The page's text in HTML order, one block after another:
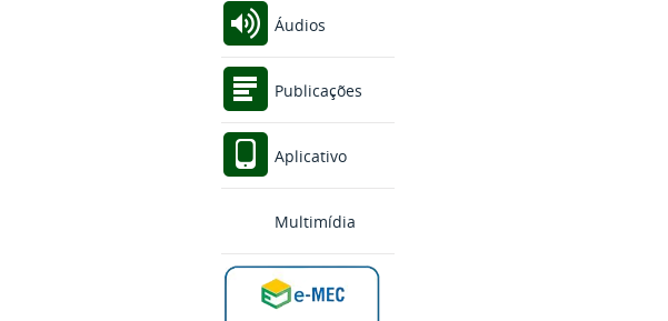
Áudios
Publicações
Aplicativo
Multimídia